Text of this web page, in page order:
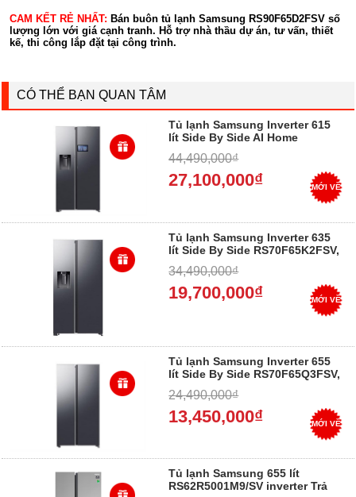
CAM KẾT RẺ NHẤT: Bán buôn tủ lạnh Samsung RS90F65D2FSV số
lượng lớn với giá cạnh tranh. Hỗ trợ nhà thầu dự án, tư vấn, thiết
kế, thi công lắp đặt tại công trình.
CÓ THỂ BẠN QUAN TÂM
Tủ lạnh Samsung Inverter 615
lít Side By Side AI Home
44,490,000₫
27,100,000₫ MỚI VỀ
Tủ lạnh Samsung Inverter 635
lít Side By Side RS70F65K2FSV,
34,490,000₫
19,700,000₫ MỚI VỀ
Tủ lạnh Samsung Inverter 655
lít Side By Side RS70F65Q3FSV,
24,490,000₫
13,450,000₫ MỚI VỀ
Tủ lạnh Samsung 655 lít
RS62R5001M9/SV inverter Trả